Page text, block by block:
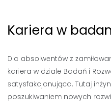
Kariera w
Dla absolwentów z
kariera w dziale Badań i
satysfakcjonująca. Tutaj
poszukiwaniem nowych